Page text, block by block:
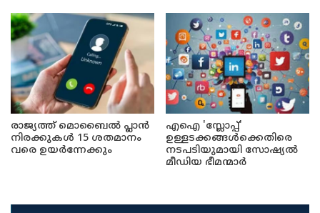
രാജ്യത്ത് മൊബൈൽ പ്ലാൻ
നിരക്കുകൾ 15 ശതമാനം
വരെ ഉയർന്നേക്കും
എഐ 'സ്ലോപ്പ്'
ഉള്ളടക്കങ്ങൾക്കെതിരെ
നടപടിയുമായി സോഷ്യൽ
മീഡിയ ഭീമന്മാർ